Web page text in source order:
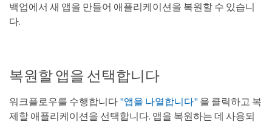
백업에서 새 앱을 만들어 애플리케이션을 복원할 수 있습니
다.
복원할 앱을 선택합니다
워크플로우를 수행합니다 "앱을 나열합니다" 을 클릭하고 복
제할 애플리케이션을 선택합니다. 앱을 복원하는 데 사용되